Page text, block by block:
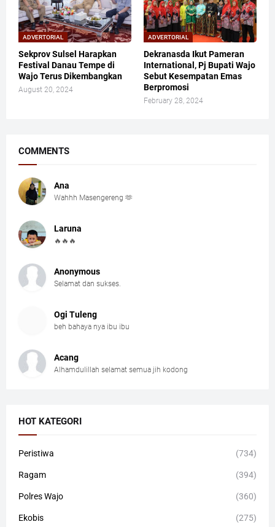
ADVERTORIAL
Sekprov Sulsel Harapkan
Festival Danau Tempe di
Wajo Terus Dikembangkan
August 20, 2024
ADVERTORIAL
Dekranasda Ikut Pameran
International, Pj Bupati Wajo
Sebut Kesempatan Emas
Berpromosi
February 28, 2024
COMMENTS
Ana
Wahhh Masengereng 🫶
Laruna
🔥🔥🔥
Anonymous
Selamat dan sukses.
Ogi Tuleng
beh bahaya nya ibu ibu
Acang
Alhamdulillah selamat semua jih kodong
HOT KATEGORI
Peristiwa (734)
Ragam (394)
Polres Wajo (360)
Ekobis (275)